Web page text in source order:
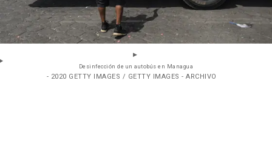
Desinfección de un autobús en Managua
- 2020 GETTY IMAGES / GETTY IMAGES - ARCHIVO